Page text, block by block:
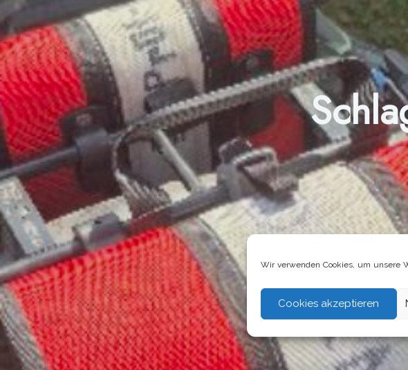
Wir verwenden Cookies, um unsere
Cookies akzeptieren